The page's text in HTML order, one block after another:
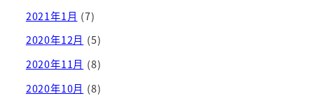
2021年1月 (7)
2020年12月 (5)
2020年11月 (8)
2020年10月 (8)